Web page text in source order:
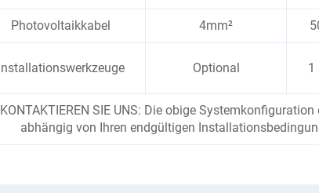
Photovoltaikkabel 4mm²
Optional 1
KONTAKTIEREN SIE UNS: Die obige
abhängig von Ihren endgültigen